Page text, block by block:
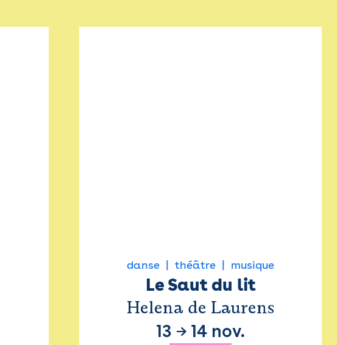
danse théâtre musique
Le Saut du lit
Helena de Laurens
13 → 14 nov.